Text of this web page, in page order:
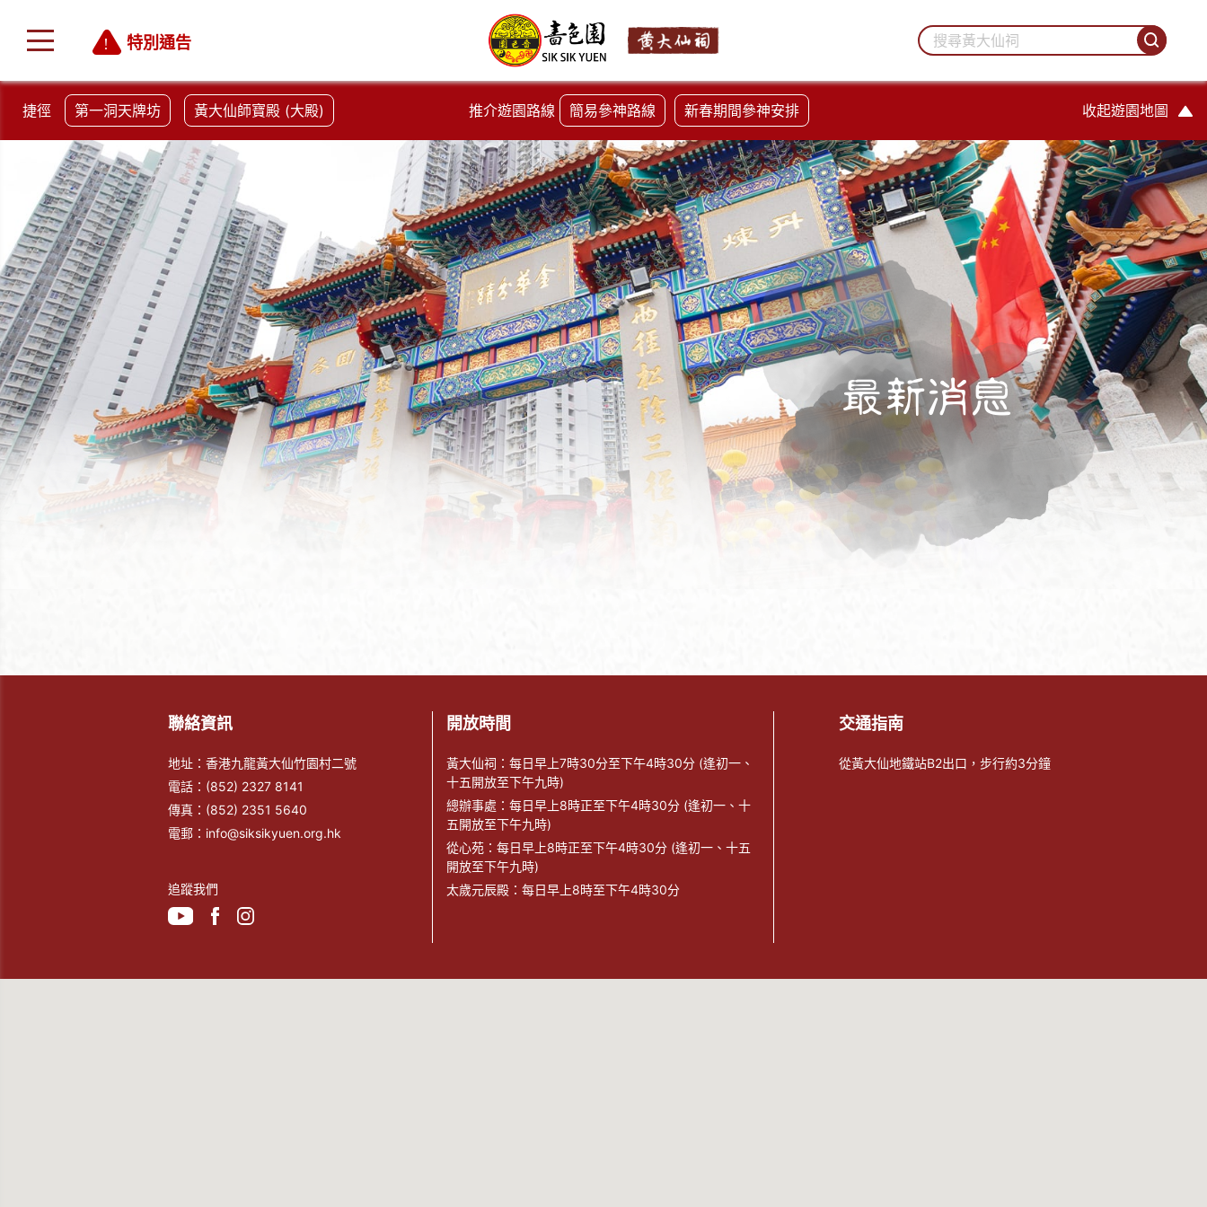
特別通告
捷徑 第一洞天牌坊 黃大仙師寶殿 (大殿) 推介遊園路線 簡易參神路線 新春期間參神安排 收起遊園地圖
最新消息
聯絡資訊
地址：香港九龍黃大仙竹園村二號
電話： (852) 2327 8141
傳真： (852) 2351 5640
電郵： info@siksikyuen.org.hk
追蹤我們
開放時間
黃大仙祠：每日早上7時30分至下午4時30分 (逢初一、
十五開放至下午九時)
總辦事處：每日早上8時正至下午4時30分 (逢初一、十
五開放至下午九時)
從心苑：每日早上8時正至下午4時30分 (逢初一、十五
開放至下午九時)
太歲元辰殿：每日早上8時至下午4時30分
交通指南
從黃大仙地鐵站B2出口，步行約3分鐘